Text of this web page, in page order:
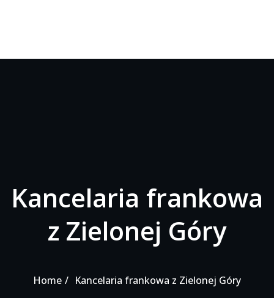
Kancelaria frankowa
z Zielonej Góry
Home Kancelaria frankowa z Zielonej Góry